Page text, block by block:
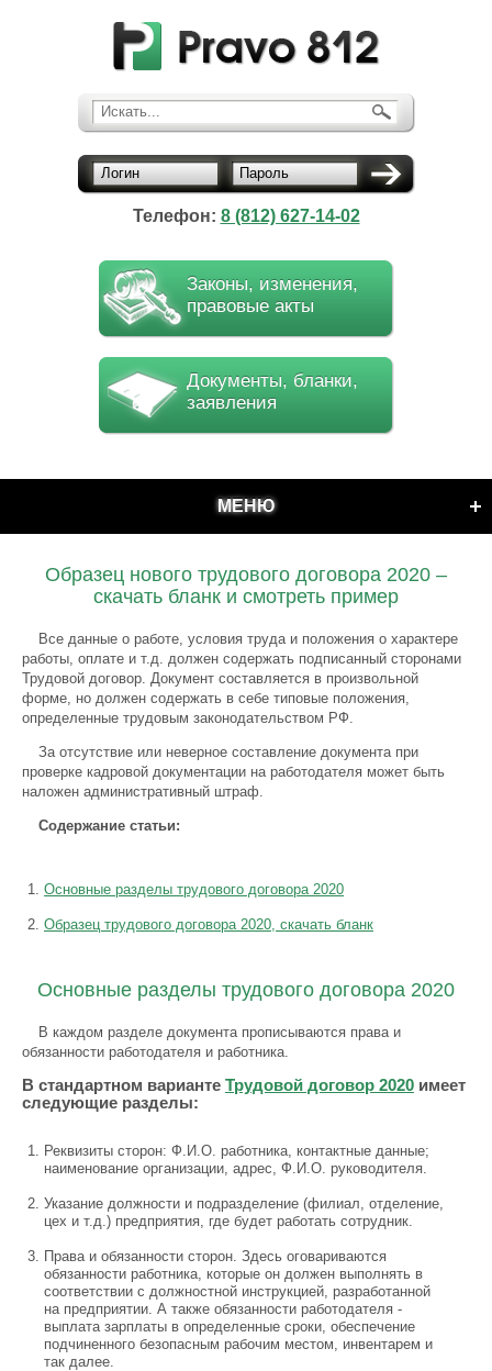
Искать...
Логин Пароль
Телефон: 8 (812) 627-14-02
Законы, изменения,
правовые акты
Документы, бланки,
заявления
МЕНЮ
Образец нового трудового договора 2020 –
скачать бланк и смотреть пример
Все данные о работе, условия труда и положения о характере
работы, оплате и т.д. должен содержать подписанный сторонами
Трудовой договор. Документ составляется в произвольной
форме, но должен содержать в себе типовые положения,
определенные трудовым законодательством РФ.
За отсутствие или неверное составление документа при
проверке кадровой документации на работодателя может быть
наложен административный штраф.
Содержание статьи:
Основные разделы трудового договора 2020
Образец трудового договора 2020, скачать бланк
Основные разделы трудового договора 2020
В каждом разделе документа прописываются права и
обязанности работодателя и работника.
В стандартном варианте Трудовой договор 2020 имеет
следующие разделы:
Реквизиты сторон: Ф.И.О. работника, контактные данные;
наименование организации, адрес, Ф.И.О. руководителя.
Указание должности и подразделение (филиал, отделение,
цех и т.д.) предприятия, где будет работать сотрудник.
Права и обязанности сторон. Здесь оговариваются
обязанности работника, которые он должен выполнять в
соответствии с должностной инструкцией, разработанной
на предприятии. А также обязанности работодателя -
выплата зарплаты в определенные сроки, обеспечение
подчиненного безопасным рабочим местом, инвентарем и
так далее.